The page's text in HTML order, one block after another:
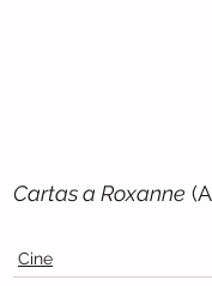
Cartas a Roxanne
Cine